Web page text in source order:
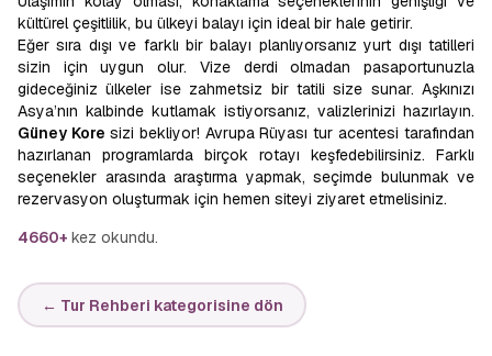
kültürel çeşitlilik, bu ülkeyi balayı için ideal bir hale getirir.
Eğer sıra dışı ve farklı bir balayı planlıyorsanız yurt dışı tatilleri
sizin için uygun olur. Vize derdi olmadan pasaportunuzla
gideceğiniz ülkeler ise zahmetsiz bir tatili size sunar. Aşkınızı
Asya’nın kalbinde kutlamak istiyorsanız, valizlerinizi hazırlayın.
Güney Kore sizi bekliyor! Avrupa Rüyası tur acentesi tarafından
hazırlanan programlarda birçok rotayı keşfedebilirsiniz. Farklı
seçenekler arasında araştırma yapmak, seçimde bulunmak ve
rezervasyon oluşturmak için hemen siteyi ziyaret etmelisiniz.
4660+ kez okundu.
← Tur Rehberi kategorisine dön